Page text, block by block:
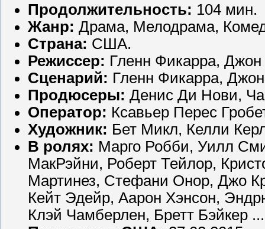
Продолжительность: 104 мин.
Жанр: Драма, Мелодрама,
Страна: США.
Режиссер: Гленн Фикарра, Джон
Сценарий: Гленн Фикарра,
Продюсеры: Денис Ди Нови,
Оператор: Ксавьер Перес
Художник: Бет Микл, Келли
В ролях: Марго Робби, Уилл
МакРэйни, Роберт Тейлор,
Мартинез, Стефани Онор, Джо
Кейт Эдейр, Аарон Хэнсон,
Клэй Чамберлен, Бретт Бэйкер